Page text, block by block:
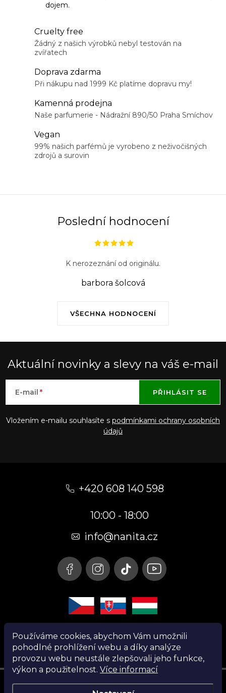
Používáme cookies, abychom Vám umožnili
pohodlné prohlížení webu a díky analýze
provozu webu neustále zlepšovali jeho funkce,
výkon a použitelnost. Více informací
dojem.
Cruelty free
Žádný z našich výrobků nebyl testován na
zvířatech
Doprava zdarma
Při nákupu nad 1999 Kč platíme dopravu my!
Kamenná prodejna
Naše parfumerie - Nádražní 890/50 Praha Smíchov
Vegan
99% našich parfémů je vyrobeno z neživočišných
zdrojů a surovin
Poslední hodnocení
VŠECHNA HODNOCENÍ
K nerozeznání od originálu.
barbora šolcová
Aktuální novinky a slevy na váš e-mail
E-mail
Vložením e-mailu souhlasíte s podmínkami ochrany osobních
údajů
PŘIHLÁSIT SE
+420 608 140 598
10:00 - 18:00
info@nanita.cz
Instagram